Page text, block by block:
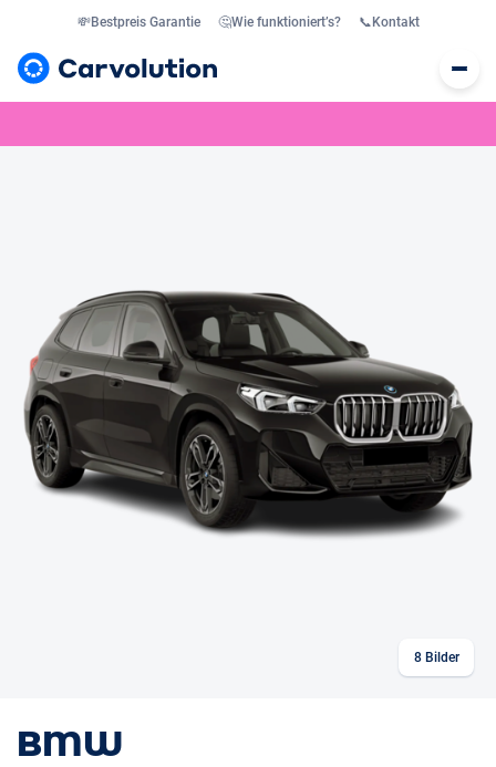
💸Bestpreis Garantie 🤔Wie funktioniert’s? 📞 Kontakt
8Bilder
BMW